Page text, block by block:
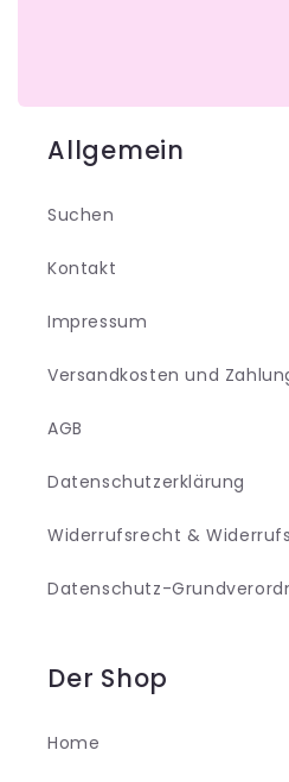
Allgemein
Suchen
Kontakt
Impressum
Versandkosten und
AGB
Datenschutzerklärung
Widerrufsrecht &
Datenschutz-
Der Shop
Home